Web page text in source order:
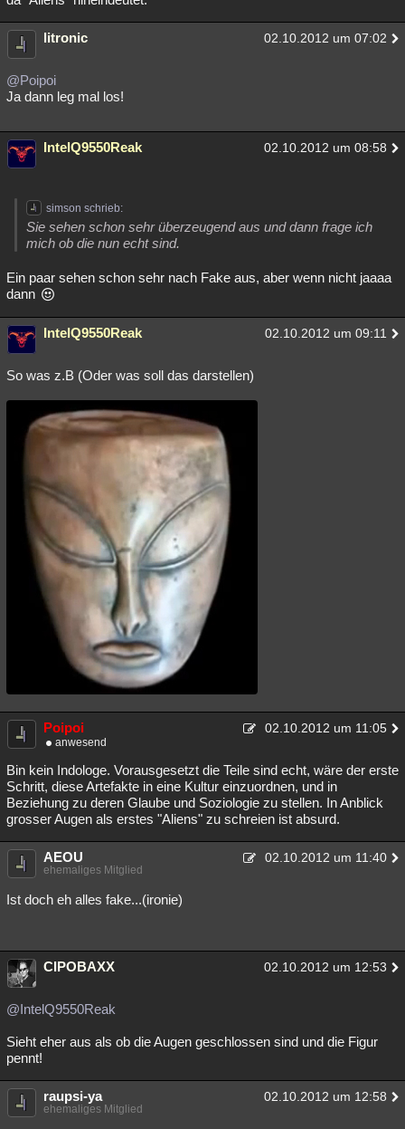
litronic 02.10.2012 um 07:02
@Poipoi
Ja dann leg mal los!
IntelQ9550Reak 02.10.2012 um 08:58
simson schrieb:
Sie sehen schon sehr überzeugend aus und dann frage ich
mich ob die nun echt sind.
Ein paar sehen schon sehr nach Fake aus, aber wenn nicht jaaaa
dann
IntelQ9550Reak 02.10.2012 um 09:11
So was z.B (Oder was soll das darstellen)
Poipoi 02.10.2012 um 11:05
anwesend
Bin kein Indologe. Vorausgesetzt die Teile sind echt, wäre der erste
Schritt, diese Artefakte in eine Kultur einzuordnen, und in
Beziehung zu deren Glaube und Soziologie zu stellen. In Anblick
grosser Augen als erstes "Aliens" zu schreien ist absurd.
AEOU 02.10.2012 um 11:40
ehemaliges Mitglied
Ist doch eh alles fake...(ironie)
CIPOBAXX 02.10.2012 um 12:53
@IntelQ9550Reak
Sieht eher aus als ob die Augen geschlossen sind und die Figur
pennt!
raupsi-ya 02.10.2012 um 12:58
ehemaliges Mitglied